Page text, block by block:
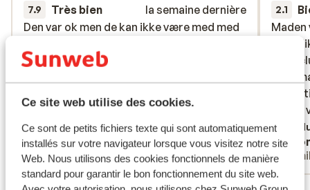
Ce site web utilise des cookies.
Ce sont de petits fichiers texte qui sont automatiquement
installés sur votre navigateur lorsque vous visitez notre site
Web. Nous utilisons des cookies fonctionnels de manière
standard pour garantir le bon fonctionnement du site web.
7.9 Très bien
la semaine dernière
Den var ok men de kan ikke være med med
hoteller vi har boet på .
Den var ok men de kan ikke være med med
hoteller vi har boet på .
Anonyme
Couples
2.1
i all
at
så
alt
i all
at
så